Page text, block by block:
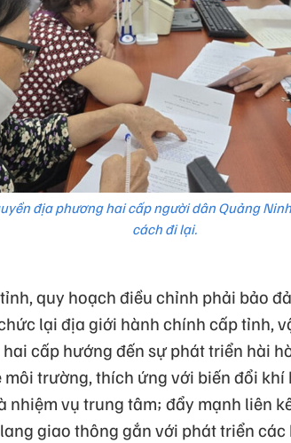
địa phương hai cấp người dân Quảng
cách đi lại.
quy hoạch điều chỉnh phải bảo
lại địa giới hành chính cấp tỉnh,
cấp hướng đến sự phát triển hài
môi trường, thích ứng với biến đổi
nhiệm vụ trung tâm; đẩy mạnh liên
giao thông gắn với phát triển